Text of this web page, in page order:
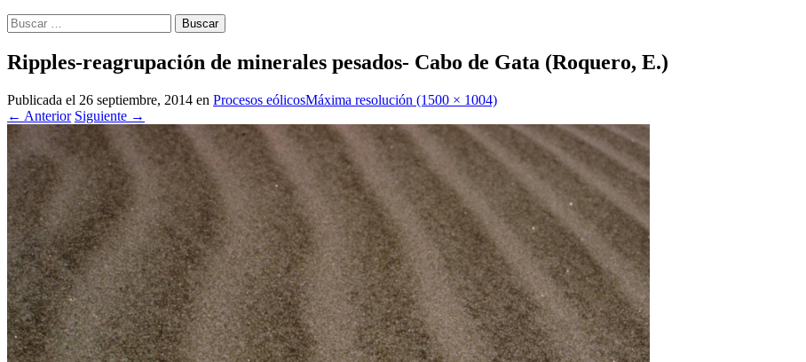
Buscar:
Ripples-reagrupación de minerales pesados- Cabo de Gata (Roquero, E.)
Publicada el 26 septiembre, 2014 en Procesos eólicosMáxima resolución (1500 × 1004)
← Anterior Siguiente →